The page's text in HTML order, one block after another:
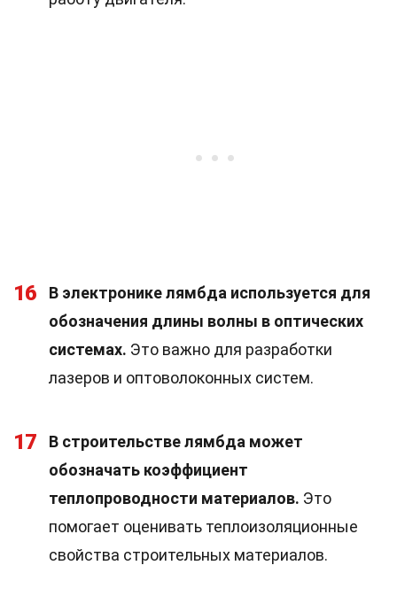
16
В электронике лямбда используется для
обозначения длины волны в оптических
системах. Это важно для разработки
лазеров и оптоволоконных систем.
17
В строительстве лямбда может
обозначать коэффициент
теплопроводности материалов. Это
помогает оценивать теплоизоляционные
свойства строительных материалов.